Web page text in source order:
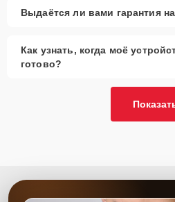
Выдаётся ли вами гарантия
Как узнать, когда моё
готово?